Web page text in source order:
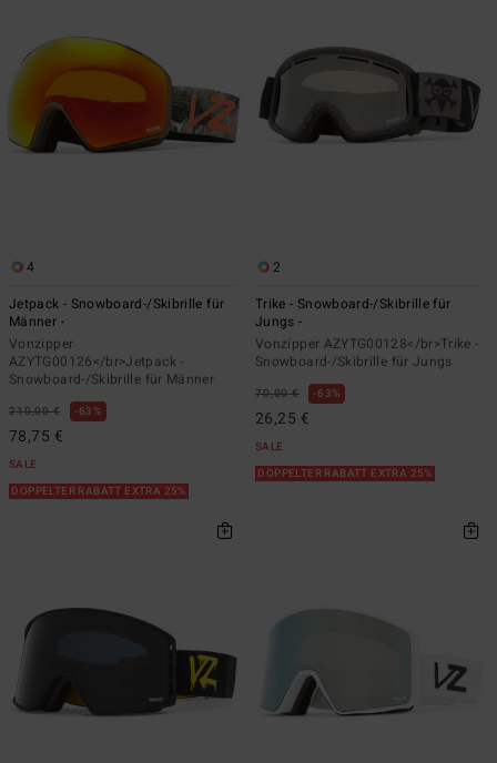
4
Jetpack - Snowboard-/Skibrille für
Männer -
Vonzipper
AZYTG00126</br>Jetpack -
Snowboard-/Skibrille für Männer
210,00 € 63%
78,75 €
SALE
DOPPELTER RABATT EXTRA 25%
2
Trike - Snowboard-/Skibrille für
Jungs -
Vonzipper AZYTG00128</br>Trike -
Snowboard-/Skibrille für Jungs
70,00 € 63%
26,25 €
SALE
DOPPELTER RABATT EXTRA 25%